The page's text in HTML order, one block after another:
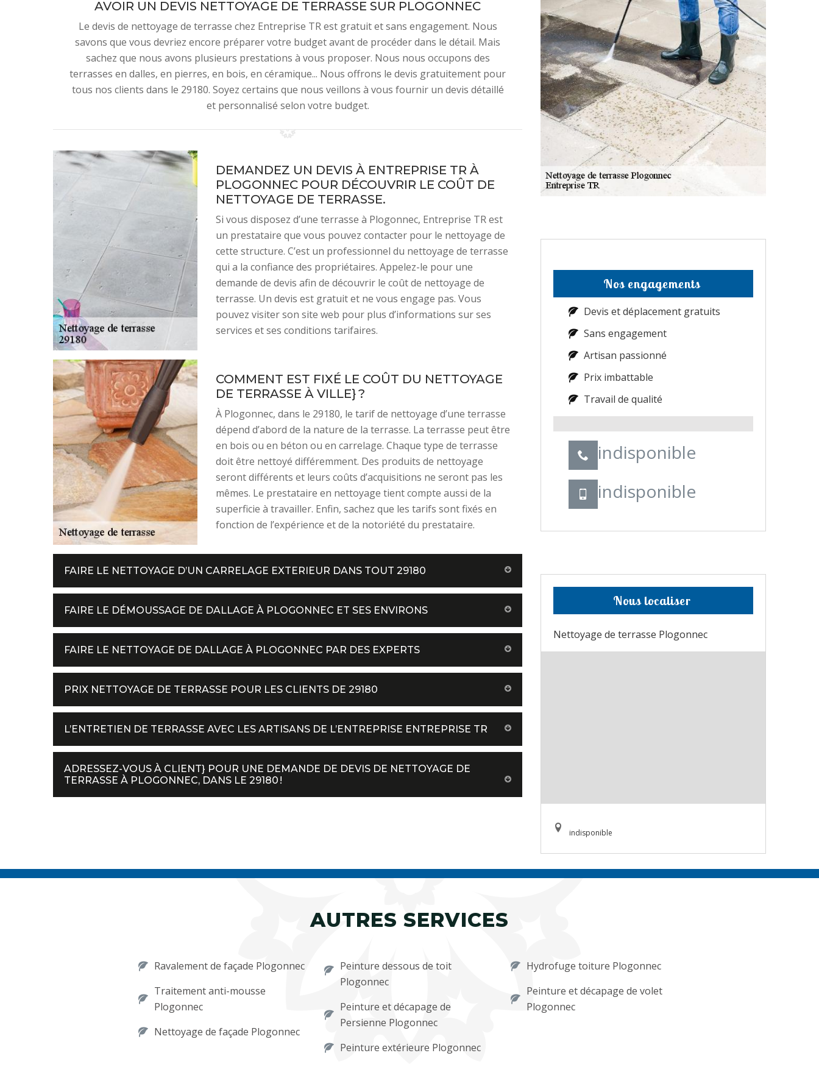
AVOIR UN DEVIS NETTOYAGE DE TERRASSE SUR PLOGONNEC
Le devis de nettoyage de terrasse chez Entreprise TR est gratuit et sans engagement. Nous
savons que vous devriez encore préparer votre budget avant de procéder dans le détail. Mais
sachez que nous avons plusieurs prestations à vous proposer. Nous nous occupons des
terrasses en dalles, en pierres, en bois, en céramique... Nous offrons le devis gratuitement pour
tous nos clients dans le 29180. Soyez certains que nous veillons à vous fournir un devis détaillé
et personnalisé selon votre budget.
DEMANDEZ UN DEVIS À ENTREPRISE TR À
PLOGONNEC POUR DÉCOUVRIR LE COÛT DE
NETTOYAGE DE TERRASSE.
Si vous disposez d’une terrasse à Plogonnec, Entreprise TR est
un prestataire que vous pouvez contacter pour le nettoyage de
cette structure. C’est un professionnel du nettoyage de terrasse
qui a la confiance des propriétaires. Appelez-le pour une
demande de devis afin de découvrir le coût de nettoyage de
terrasse. Un devis est gratuit et ne vous engage pas. Vous
pouvez visiter son site web pour plus d’informations sur ses
services et ses conditions tarifaires.
COMMENT EST FIXÉ LE COÛT DU NETTOYAGE
DE TERRASSE À VILLE} ?
À Plogonnec, dans le 29180, le tarif de nettoyage d’une terrasse
dépend d’abord de la nature de la terrasse. La terrasse peut être
en bois ou en béton ou en carrelage. Chaque type de terrasse
doit être nettoyé différemment. Des produits de nettoyage
seront différents et leurs coûts d’acquisitions ne seront pas les
mêmes. Le prestataire en nettoyage tient compte aussi de la
superficie à travailler. Enfin, sachez que les tarifs sont fixés en
fonction de l’expérience et de la notoriété du prestataire.
FAIRE LE NETTOYAGE D’UN CARRELAGE EXTERIEUR DANS TOUT 29180
FAIRE LE DÉMOUSSAGE DE DALLAGE À PLOGONNEC ET SES ENVIRONS
FAIRE LE NETTOYAGE DE DALLAGE À PLOGONNEC PAR DES EXPERTS
PRIX NETTOYAGE DE TERRASSE POUR LES CLIENTS DE 29180
L’ENTRETIEN DE TERRASSE AVEC LES ARTISANS DE L’ENTREPRISE ENTREPRISE TR
ADRESSEZ-VOUS À CLIENT} POUR UNE DEMANDE DE DEVIS DE NETTOYAGE DE
TERRASSE À PLOGONNEC, DANS LE 29180 !
Nos engagements
Devis et déplacement gratuits
Sans engagement
Artisan passionné
Prix imbattable
Travail de qualité
indisponible
indisponible
Nous localiser
Nettoyage de terrasse Plogonnec
indisponible
AUTRES SERVICES
Ravalement de façade Plogonnec
Traitement anti-mousse
Plogonnec
Nettoyage de façade Plogonnec
Peinture dessous de toit
Plogonnec
Peinture et décapage de
Persienne Plogonnec
Peinture extérieure Plogonnec
Hydrofuge toiture Plogonnec
Peinture et décapage de volet
Plogonnec